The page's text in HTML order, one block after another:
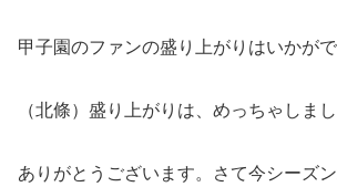
甲子園のファンの盛り上がりはいかが
（北條）盛り上がりは、めっちゃしまし
ありがとうございます。さて今シーズン